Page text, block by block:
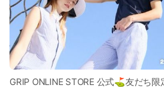
GRIP ONLINE STORE 公式⛳友だち